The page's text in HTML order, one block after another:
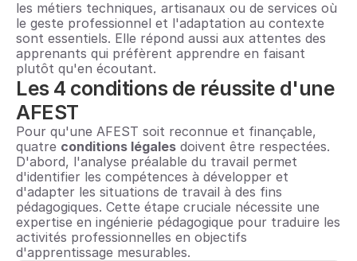
les métiers techniques, artisanaux ou de services où
le geste professionnel et l'adaptation au contexte
sont essentiels. Elle répond aussi aux attentes des
apprenants qui préfèrent apprendre en faisant
plutôt qu'en écoutant.
Les 4 conditions de réussite d'une
AFEST
Pour qu'une AFEST soit reconnue et finançable,
quatre conditions légales doivent être respectées.
D'abord, l'analyse préalable du travail permet
d'identifier les compétences à développer et
d'adapter les situations de travail à des fins
pédagogiques. Cette étape cruciale nécessite une
expertise en ingénierie pédagogique pour traduire les
activités professionnelles en objectifs
d'apprentissage mesurables.